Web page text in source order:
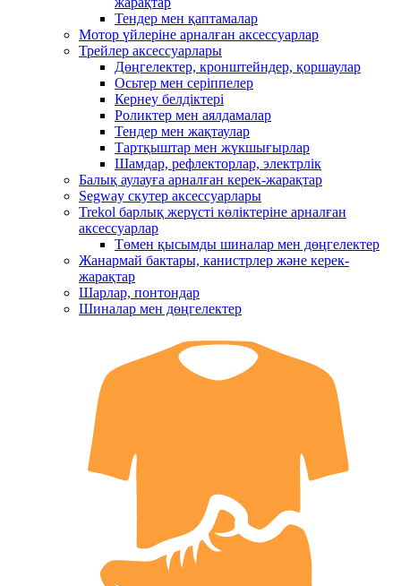
Тендер мен қаптамалар
Мотор үйлеріне арналған аксессуарлар
Трейлер аксессуарлары
Дөңгелектер, кронштейндер, қоршаулар
Осьтер мен серіппелер
Кернеу белдіктері
Роликтер мен аялдамалар
Тендер мен жақтаулар
Тартқыштар мен жүкшығырлар
Шамдар, рефлекторлар, электрлік
Балық аулауға арналған керек-жарақтар
Segway скутер аксессуарлары
Trekol барлық жерүсті көліктеріне арналған
аксессуарлар
Төмен қысымды шиналар мен дөңгелектер
Жанармай бактары, канистрлер және керек-
жарақтар
Шарлар, понтондар
Шиналар мен дөңгелектер